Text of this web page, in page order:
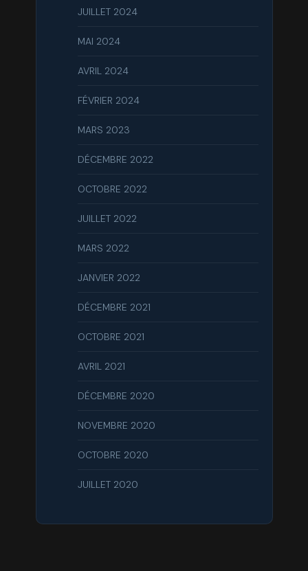
JUILLET 2024
MAI 2024
AVRIL 2024
FÉVRIER 2024
MARS 2023
DÉCEMBRE 2022
OCTOBRE 2022
JUILLET 2022
MARS 2022
JANVIER 2022
DÉCEMBRE 2021
OCTOBRE 2021
AVRIL 2021
DÉCEMBRE 2020
NOVEMBRE 2020
OCTOBRE 2020
JUILLET 2020